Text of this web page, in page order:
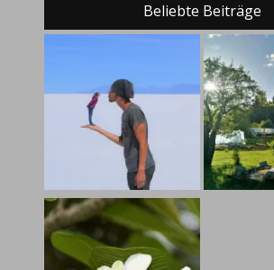
Beliebte Beiträge